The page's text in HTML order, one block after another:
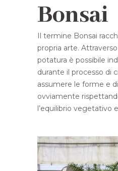
Bonsai
Il termine Bonsai
propria arte.
potatura è possibile
durante il processo di
assumere le forme e
ovviamente
l’equilibrio vegetativo